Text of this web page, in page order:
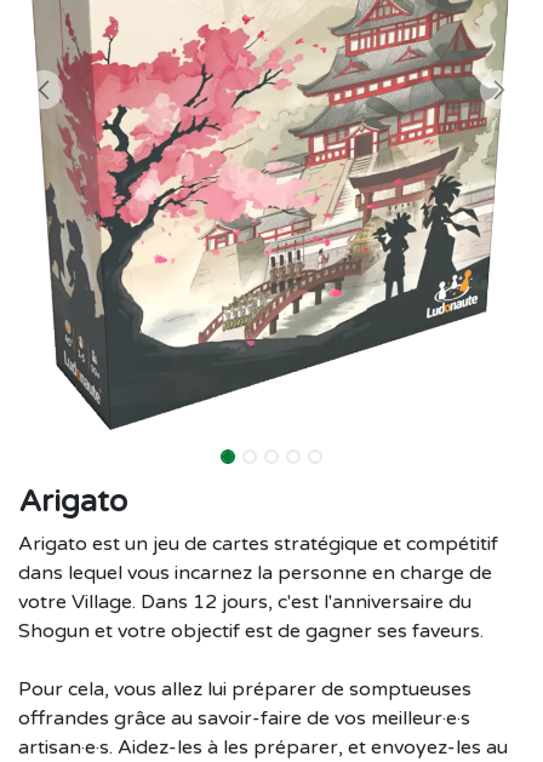
Arigato
Arigato est un jeu de cartes stratégique et compétitif
dans lequel vous incarnez la personne en charge de
votre Village. Dans 12 jours, c'est l'anniversaire du
Shogun et votre objectif est de gagner ses faveurs.
Pour cela, vous allez lui préparer de somptueuses
offrandes grâce au savoir-faire de vos meilleur·e·s
artisan·e·s. Aidez-les à les préparer, et envoyez-les au